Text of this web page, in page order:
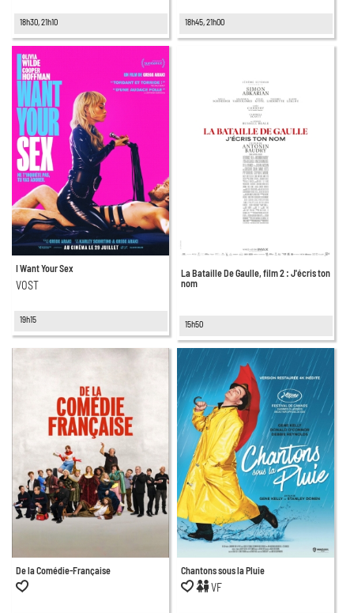
18h30, 21h10 18h45, 21h00
I Want Your Sex
VOST
19h15
La Bataille De Gaulle, film 2 : J'écris ton
nom
15h50
De la Comédie-Française Chantons sous la Pluie
VF